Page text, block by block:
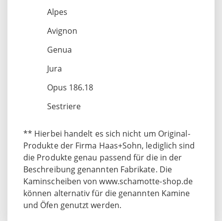
Alpes
Avignon
Genua
Jura
Opus 186.18
Sestriere
** Hierbei handelt es sich nicht um Original-
Produkte der Firma Haas+Sohn, lediglich sind
die Produkte genau passend für die in der
Beschreibung genannten Fabrikate. Die
Kaminscheiben von www.schamotte-shop.de
können alternativ für die genannten Kamine
und Öfen genutzt werden.